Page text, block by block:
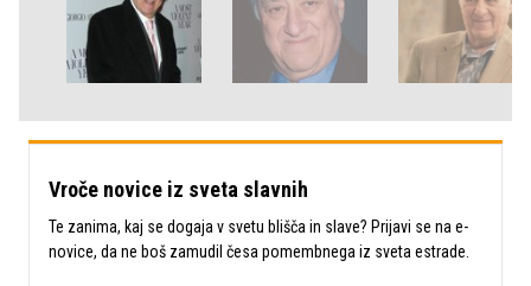
Vroče novice iz sveta slavnih
Te zanima, kaj se dogaja v svetu blišča in slave? Prijavi se na e-
novice, da ne boš zamudil česa pomembnega iz sveta estrade.